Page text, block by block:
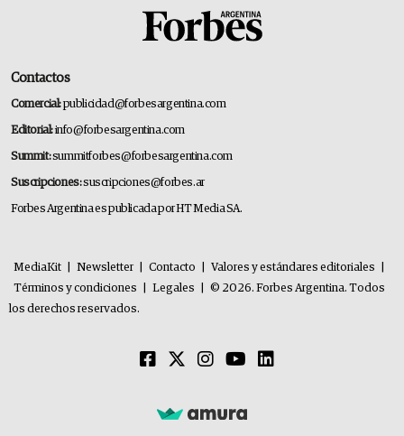
Contactos
Comercial:publicidad@forbesargentina.com
Editorial:info@forbesargentina.com
Summit:summitforbes@forbesargentina.com
Suscripciones:suscripciones@forbes.ar
Forbes Argentina es publicada por HT Media SA.
MediaKit Newsletter Contacto Valores y estándares editoriales
Términos y condiciones
Legales
© 2026. Forbes Argentina. Todos
los derechos reservados.